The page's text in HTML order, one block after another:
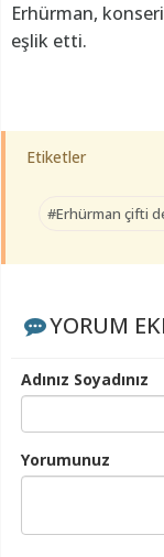
Erhürman,
eşlik etti.
Etiketler
#Erhürman çifti
YORUM
Adınız Soyadınız
Yorumunuz